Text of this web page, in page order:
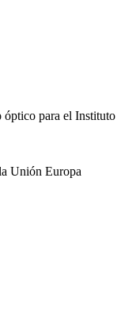
para el
Unión Europa